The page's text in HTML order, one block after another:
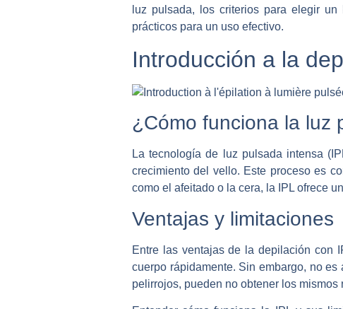
luz pulsada, los criterios para elegir
prácticos para un uso efectivo.
Introducción a la
¿Cómo funciona la luz
La tecnología de luz pulsada intensa
crecimiento del vello. Este proceso es
como el afeitado o la cera, la IPL ofrece
Ventajas y limitaciones
Entre las ventajas de la depilación con
cuerpo rápidamente. Sin embargo, no
pelirrojos, pueden no obtener los